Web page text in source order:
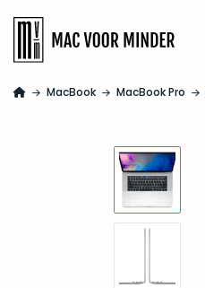
MacBook MacBook Pro